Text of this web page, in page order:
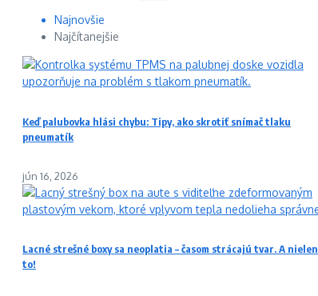
Najnovšie
Najčítanejšie
Keď palubovka hlási chybu: Tipy, ako skrotiť snímač tlaku
pneumatík
jún 16, 2026
Lacné strešné boxy sa neoplatia – časom strácajú tvar. A nielen
to!